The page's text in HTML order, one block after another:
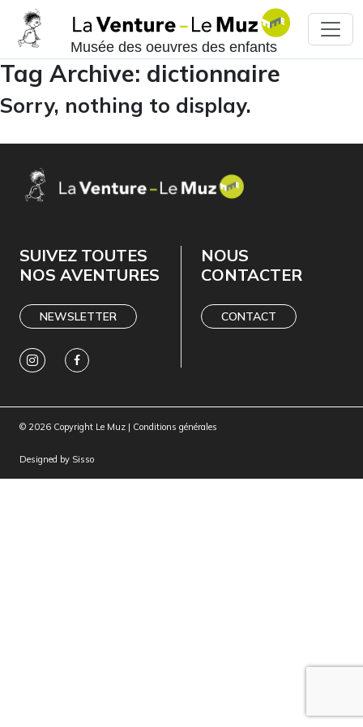
Musée des oeuvres des enfants
Tag Archive: dictionnaire
Sorry, nothing to display.
SUIVEZ TOUTES
NOS AVENTURES
NEWSLETTER
NOUS
CONTACTER
CONTACT
© 2026 Copyright Le Muz | Conditions générales
Designed by Sisso